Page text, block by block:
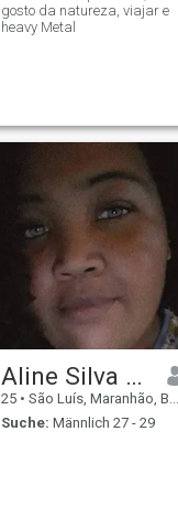
gosto da natureza, viajar e
heavy Metal
Aline Silva Lopes
25 • São Luís, Maranhão, Brasilien
Suche: Männlich 27 - 29